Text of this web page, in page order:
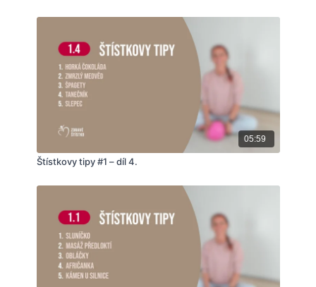
05:59
Štístkovy tipy #1 – díl 4.